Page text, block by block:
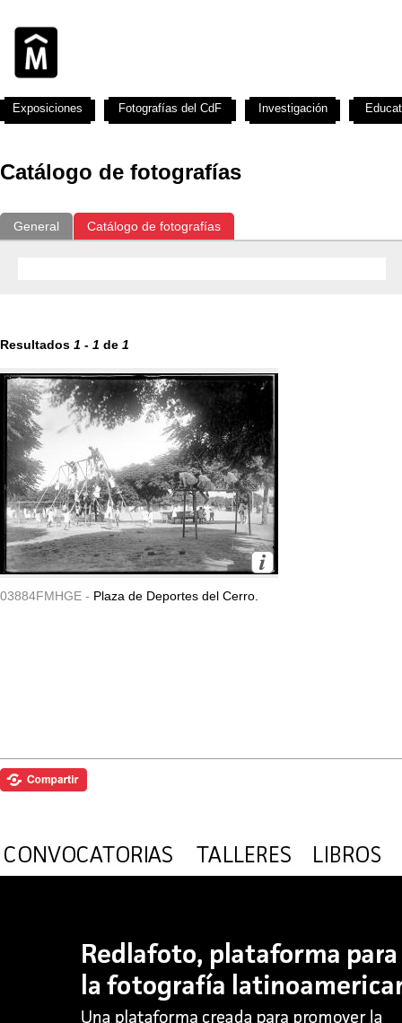
Catálogo de fotografías
General Catálogo de fotografías
Resultados 1 - 1 de 1
03884FMHGE - Plaza de Deportes del Cerro.
Exposiciones Fotografías del CdF Investigación